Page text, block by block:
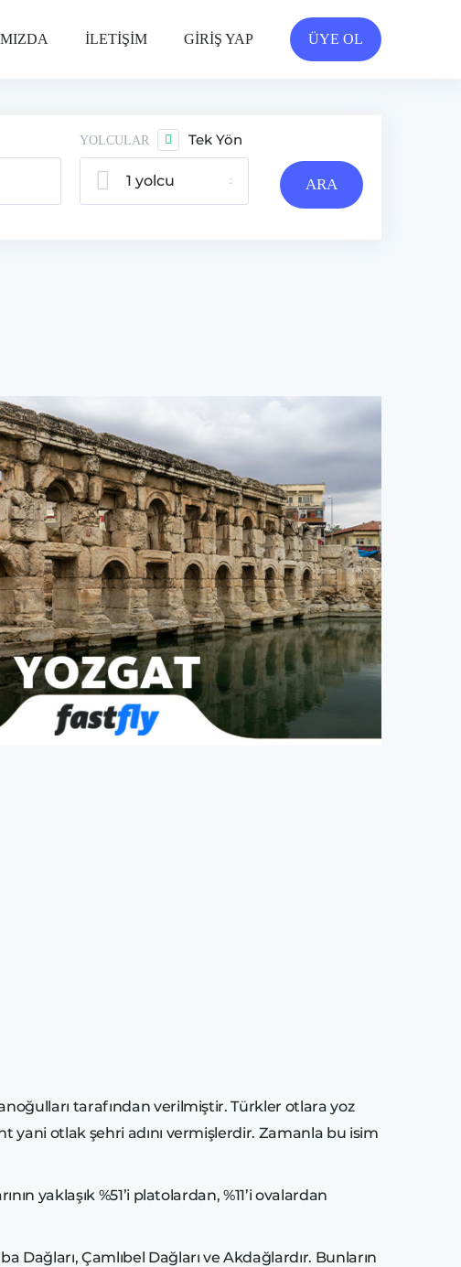
İLETİŞİM GİRİŞ YAP ÜYE OL
YOLCULAR
1 yolcu
Tek Yön
ARA
tarafından verilmiştir. Türkler otlara yoz
yani otlak şehri adını vermişlerdir. Zamanla bu isim
yaklaşık %51’i platolardan, %11’i ovalardan
Dağları, Çamlıbel Dağları ve Akdağlardır. Bunların